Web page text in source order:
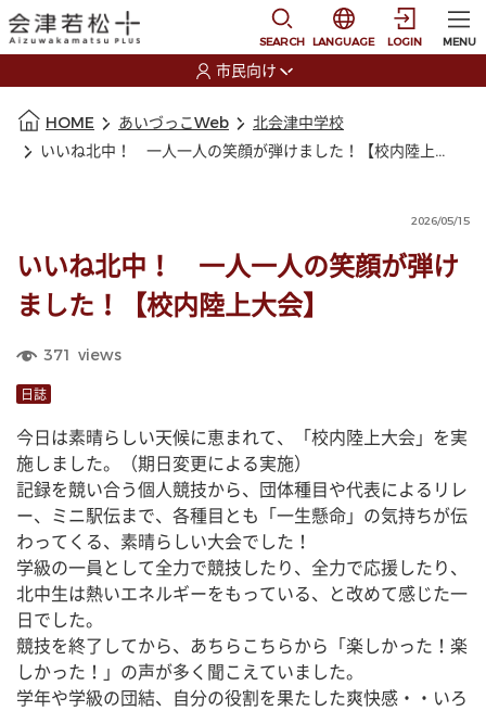
SEARCH
選択すると言語の切
LANGUAGE LOGIN MENU
市民向け
HOME あいづっこWeb
北会津中学校
いいね北中！ 一人一人の笑顔が弾けました！【校内陸上大会】
2026/05/15
いいね北中！ 一人一人の笑顔が弾け
ました！【校内陸上大会】
371 views
日誌
今日は素晴らしい天候に恵まれて、「校内陸上大会」を実
施しました。（期日変更による実施）
記録を競い合う個人競技から、団体種目や代表によるリレ
ー、ミニ駅伝まで、各種目とも「一生懸命」の気持ちが伝
わってくる、素晴らしい大会でした！
学級の一員として全力で競技したり、全力で応援したり、
北中生は熱いエネルギーをもっている、と改めて感じた一
日でした。
競技を終了してから、あちらこちらから「楽しかった！楽
しかった！」の声が多く聞こえていました。
学年や学級の団結、自分の役割を果たした爽快感・・いろ